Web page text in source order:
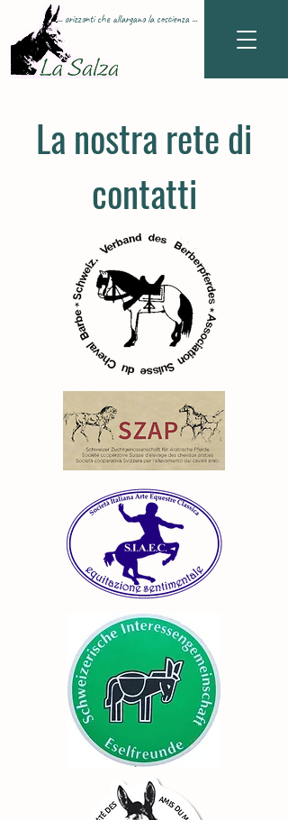
... orizzonti che allargano la coscienza ...
La nostra rete di
contatti